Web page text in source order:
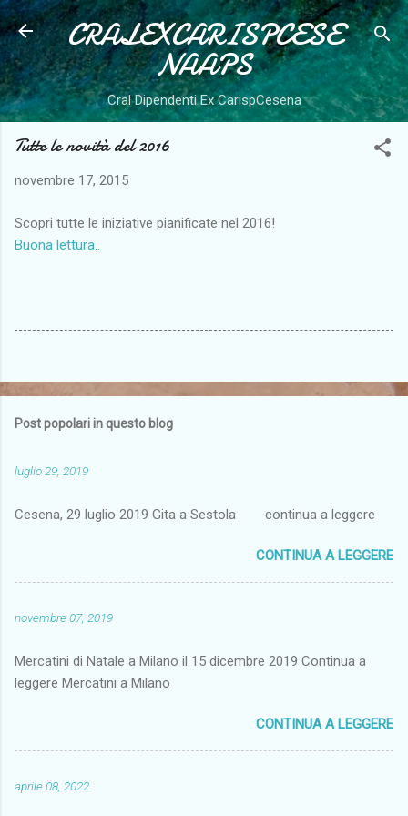
Passa ai contenuti principali
CRALEXCARISPCESE
NAAPS
Cral Dipendenti Ex CarispCesena
Tutte le novità del 2016
novembre 17, 2015
Scopri tutte le iniziative pianificate nel 2016!
Buona lettura..
Post popolari in questo blog
luglio 29, 2019
Cesena, 29 luglio 2019 Gita a Sestola continua a leggere
CONTINUA A LEGGERE
novembre 07, 2019
Mercatini di Natale a Milano il 15 dicembre 2019 Continua a
leggere Mercatini a Milano
CONTINUA A LEGGERE
aprile 08, 2022